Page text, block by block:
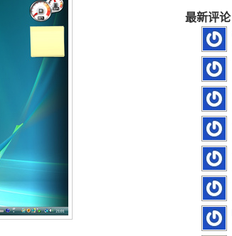
最新评论